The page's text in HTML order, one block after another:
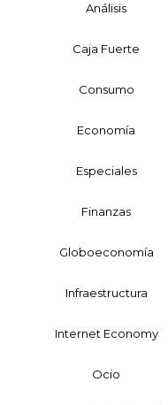
Análisis
Caja Fuerte
Consumo
Economía
Especiales
Finanzas
Globoeconomía
Infraestructura
Internet Economy
Ocio